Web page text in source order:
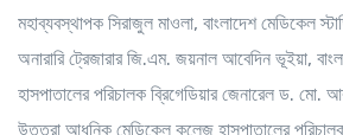
মহাব্যবস্থাপক সিরাজুল মাওলা, বাংলাদেশ মেডিকেল
অনারারি ট্রেজারার জি.এম. জয়নাল আবেদিন ভূইয়া,
হাসপাতালের পরিচালক ব্রিগেডিয়ার জেনারেল ড. মো.
উত্তরা আধুনিক মেডিকেল কলেজ হাসপাতালের পরিচালক